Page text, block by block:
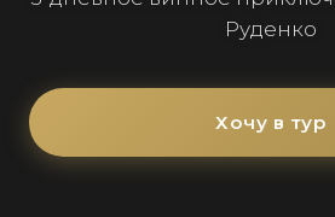
Руденко
Хочу в тур